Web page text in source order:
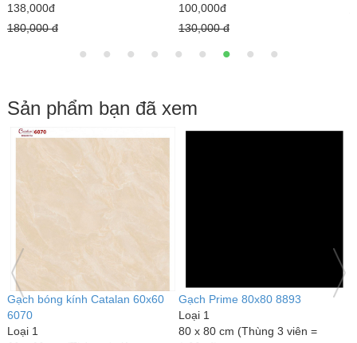
138,000đ
180,000 đ
100,000đ
130,000 đ
Sản phẩm bạn đã xem
Gạch bóng kính Catalan 60x60
6070
Loại 1
Gạch Prime 80x80 8893
Loại 1
80 x 80 cm (Thùng 3 viên =